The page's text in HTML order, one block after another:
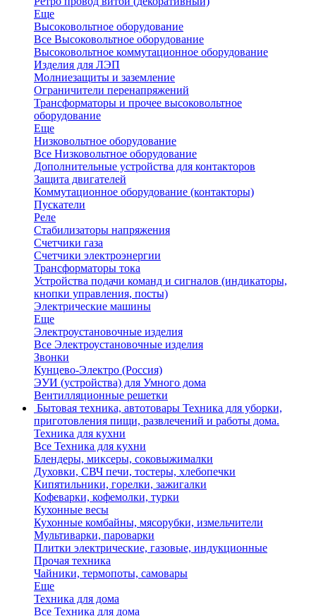
Еще
Высоковольтное оборудование
Все Высоковольтное оборудование
Высоковольтное коммутационное оборудование
Изделия для ЛЭП
Молниезащиты и заземление
Ограничители перенапряжений
Трансформаторы и прочее высоковольтное
оборудование
Еще
Низковольтное оборудование
Все Низковольтное оборудование
Дополнительные устройства для контакторов
Защита двигателей
Коммутационное оборудование (контакторы)
Пускатели
Реле
Стабилизаторы напряжения
Счетчики газа
Счетчики электроэнергии
Трансформаторы тока
Устройства подачи команд и сигналов (индикаторы,
кнопки управления, посты)
Электрические машины
Еще
Электроустановочные изделия
Все Электроустановочные изделия
Звонки
Кунцево-Электро (Россия)
ЭУИ (устройства) для Умного дома
Вентилляционные решетки
Бытовая техника, автотовары Техника для уборки,
приготовления пищи, развлечений и работы дома.
Техника для кухни
Все Техника для кухни
Блендеры, миксеры, соковыжималки
Духовки, СВЧ печи, тостеры, хлебопечки
Кипятильники, горелки, зажигалки
Кофеварки, кофемолки, турки
Кухонные весы
Кухонные комбайны, мясорубки, измельчители
Мультиварки, пароварки
Плитки электрические, газовые, индукционные
Прочая техника
Чайники, термопоты, самовары
Еще
Техника для дома
Все Техника для дома